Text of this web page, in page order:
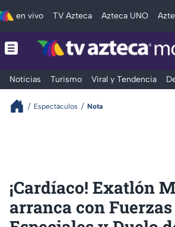
en vivo TV Azteca Azteca UNO
Noticias Turismo Viral y Tendencia
Espectáculos Nota
¡Cardíaco! Exatlón
arranca con Fuerzas